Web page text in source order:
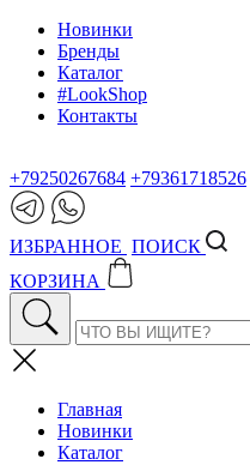
Новинки
Бренды
Каталог
#LookShop
Контакты
+79250267684 +79361718526
ИЗБРАННОЕ ПОИСК
КОРЗИНА
Главная
Новинки
Каталог